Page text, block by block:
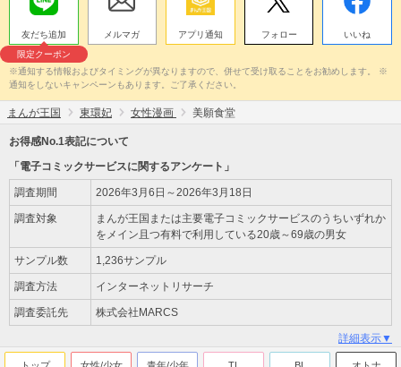
友だち追加
限定クーポン
メルマガ アプリ通知 フォロー いいね
※通知する情報およびタイミングが異なりますので、併せて受け取ることをお勧めします。 ※
通知をしないキャンペーンもあります。ご了承ください。
まんが王国 東環妃 女性漫画 美願食堂
お得感No.1表記について
「電子コミックサービスに関するアンケート」
調査期間 2026年3月6日～2026年3月18日
調査対象
まんが王国または主要電子コミックサービスのうちいずれか
をメイン且つ有料で利用している20歳～69歳の男女
サンプル数 1,236サンプル
調査方法 インターネットリサーチ
調査委託先 株式会社MARCS
詳細表示▼